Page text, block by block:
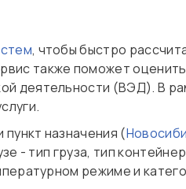
, чтобы быстро
также поможет
деятельности (ВЭД). В
пункт назначения (
- тип груза, тип
режиме и